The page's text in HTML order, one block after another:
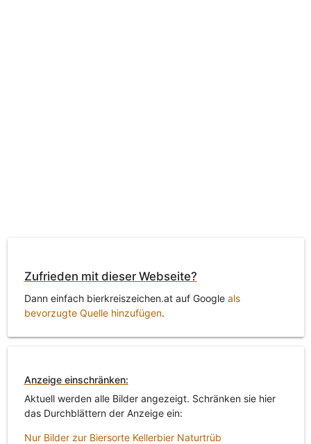
Zufrieden mit dieser Webseite?
Dann einfach bierkreiszeichen.at auf Google als
bevorzugte Quelle hinzufügen.
Anzeige einschränken:
Aktuell werden alle Bilder angezeigt. Schränken sie hier
das Durchblättern der Anzeige ein:
Nur Bilder zur Biersorte Kellerbier Naturtrüb